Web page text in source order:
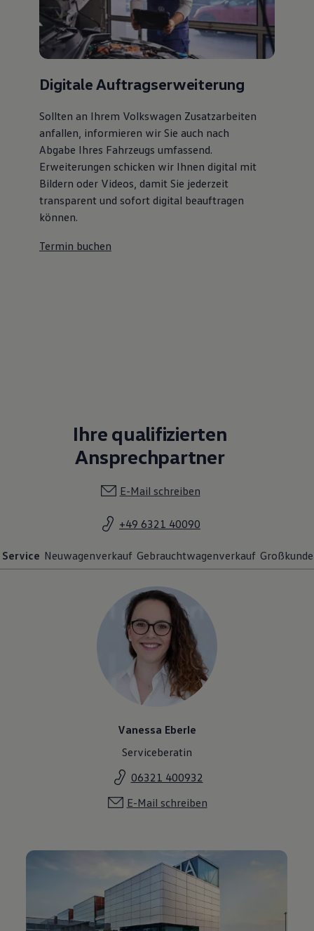
Digitale Auftragserweiterung
Sollten an Ihrem Volkswagen Zusatzarbeiten
anfallen, informieren wir Sie auch nach
Abgabe Ihres Fahrzeugs umfassend.
Erweiterungen schicken wir Ihnen digital mit
Bildern oder Videos, damit Sie jederzeit
transparent und sofort digital beauftragen
können.
Termin buchen
Ihre qualifizierten
Ansprechpartner
E-Mail schreiben
+49 6321 40090
Service Neuwagenverkauf Gebrauchtwagenverkauf
Vanessa Eberle
Serviceberatin
06321 400932
E-Mail schreiben